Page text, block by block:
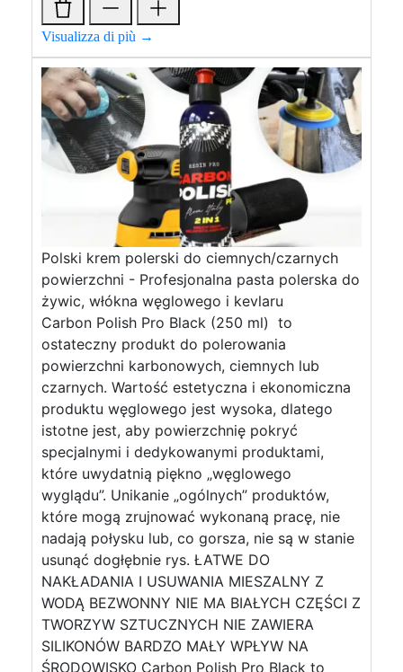
Visualizza di più →
Polski krem ​​polerski do ciemnych/czarnych
powierzchni - Profesjonalna pasta polerska do
żywic, włókna węglowego i kevlaru
Carbon Polish Pro Black (250 ml) to
ostateczny produkt do polerowania
powierzchni karbonowych, ciemnych lub
czarnych. Wartość estetyczna i ekonomiczna
produktu węglowego jest wysoka, dlatego
istotne jest, aby powierzchnię pokryć
specjalnymi i dedykowanymi produktami,
które uwydatnią piękno „węglowego
wyglądu”. Unikanie „ogólnych” produktów,
które mogą zrujnować wykonaną pracę, nie
nadają połysku lub, co gorsza, nie są w stanie
usunąć dogłębnie rys. ŁATWE DO
NAKŁADANIA I USUWANIA MIESZALNY Z
WODĄ BEZWONNY NIE MA BIAŁYCH CZĘŚCI Z
TWORZYW SZTUCZNYCH NIE ZAWIERA
SILIKONÓW BARDZO MAŁY WPŁYW NA
ŚRODOWISKO Carbon Polish Pro Black to